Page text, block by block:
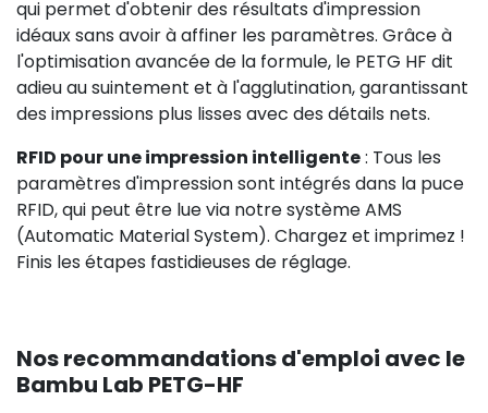
qui permet d'obtenir des résultats d'impression
idéaux sans avoir à affiner les paramètres. Grâce à
l'optimisation avancée de la formule, le PETG HF dit
adieu au suintement et à l'agglutination, garantissant
des impressions plus lisses avec des détails nets.
RFID pour une impression intelligente: Tous les
paramètres d'impression sont intégrés dans la puce
RFID, qui peut être lue via notre système AMS
(Automatic Material System). Chargez et imprimez !
Finis les étapes fastidieuses de réglage.
Nos recommandations d'emploi avec le
Bambu Lab PETG-HF